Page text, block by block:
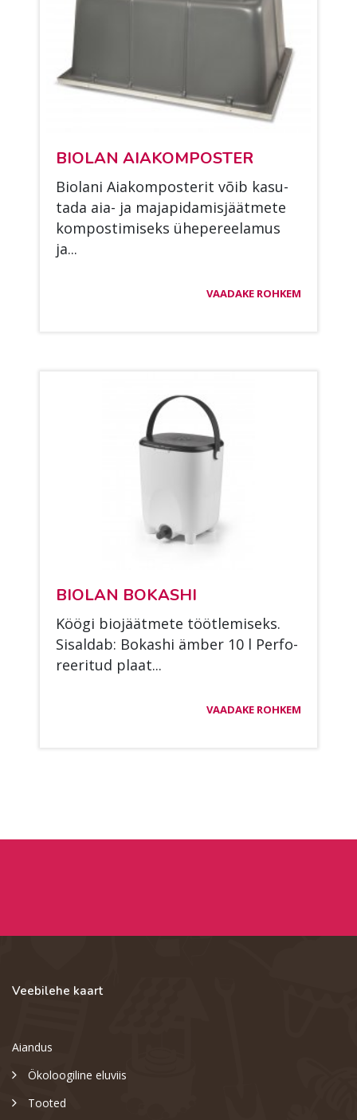
BIO­LAN AI­A­KOM­POS­TER
Bio­la­ni Ai­a­kom­pos­te­rit võib ka­su­
ta­da aia- ja ma­ja­pi­da­mis­jäät­me­te
kom­pos­ti­mi­seks ühe­pe­ree­la­mus
ja...
VAADAKE ROHKEM
BIO­LAN BO­KAS­HI
Köö­gi bio­jäät­me­te tööt­le­mi­seks.
Si­sal­dab: Bo­kas­hi äm­ber 10 l Per­fo­
ree­ri­tud plaat...
VAADAKE ROHKEM
Veebilehe kaart
Aiandus
Ökoloogiline eluviis
Tooted